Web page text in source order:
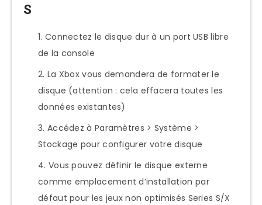
S
Connectez le disque dur à un port USB libre
de la console
La Xbox vous demandera de formater le
disque (attention : cela effacera toutes les
données existantes)
Accédez à Paramètres > Système >
Stockage pour configurer votre disque
Vous pouvez définir le disque externe
comme emplacement d’installation par
défaut pour les jeux non optimisés Series S/X